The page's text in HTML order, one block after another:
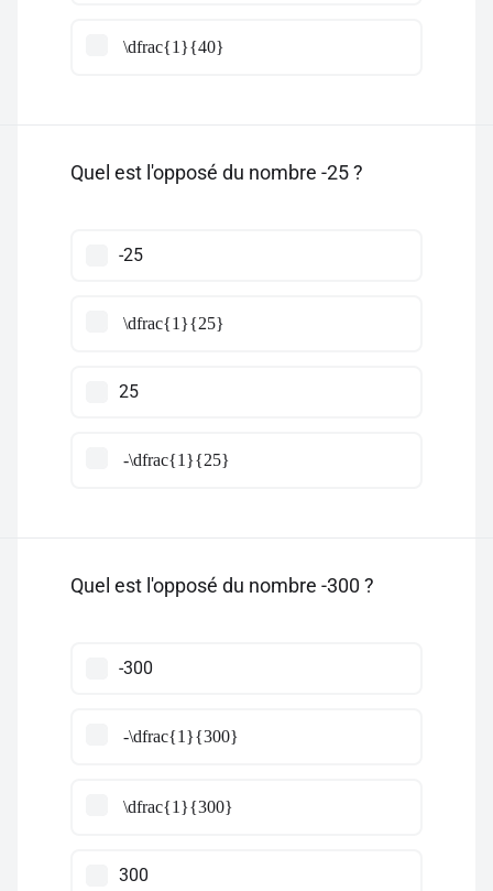
\dfrac{1}{40}
Quel est l'opposé du nombre -25 ?
-25
\dfrac{1}{25}
25
-\dfrac{1}{25}
Quel est l'opposé du nombre -300 ?
-300
-\dfrac{1}{300}
\dfrac{1}{300}
300